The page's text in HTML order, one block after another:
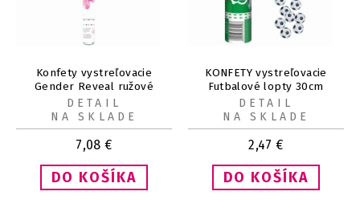
Konfety vystreľovacie
Gender Reveal ružové
Dievča 57 cm
7,08 €
DETAIL
NA SKLADE
KONFETY vystreľovacie
Futbalové lopty 30cm
2,47 €
DETAIL
NA SKLADE